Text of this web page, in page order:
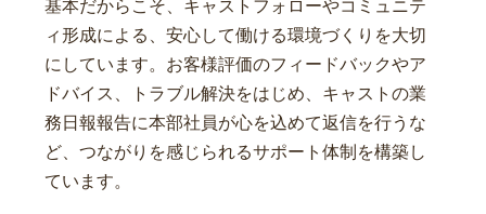
基本だからこそ、キャストフォローやコミュニテ
ィ形成による、安心して働ける環境づくりを大切
にしています。お客様評価のフィードバックやア
ドバイス、トラブル解決をはじめ、キャストの業
務日報報告に本部社員が心を込めて返信を行うな
ど、つながりを感じられるサポート体制を構築し
ています。